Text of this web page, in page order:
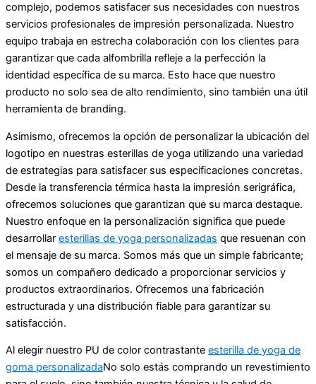
complejo, podemos satisfacer sus necesidades con nuestros
servicios profesionales de impresión personalizada. Nuestro
equipo trabaja en estrecha colaboración con los clientes para
garantizar que cada alfombrilla refleje a la perfección la
identidad específica de su marca. Esto hace que nuestro
producto no solo sea de alto rendimiento, sino también una útil
herramienta de branding.
Asimismo, ofrecemos la opción de personalizar la ubicación del
logotipo en nuestras esterillas de yoga utilizando una variedad
de estrategias para satisfacer sus especificaciones concretas.
Desde la transferencia térmica hasta la impresión serigráfica,
ofrecemos soluciones que garantizan que su marca destaque.
Nuestro enfoque en la personalización significa que puede
desarrollar esterillas de yoga personalizadas que resuenan con
el mensaje de su marca. Somos más que un simple fabricante;
somos un compañero dedicado a proporcionar servicios y
productos extraordinarios. Ofrecemos una fabricación
estructurada y una distribución fiable para garantizar su
satisfacción.
Al elegir nuestro PU de color contrastante esterilla de yoga de
goma personalizadaNo solo estás comprando un revestimiento